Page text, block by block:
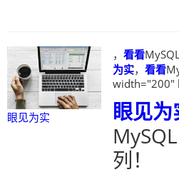
眼见为实
， 看看
为实， 看看
width="200"
眼见为
列！